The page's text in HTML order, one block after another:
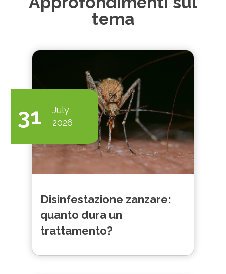
tema
31
July
2026
Disinfestazione zanzare:
quanto dura un
trattamento?